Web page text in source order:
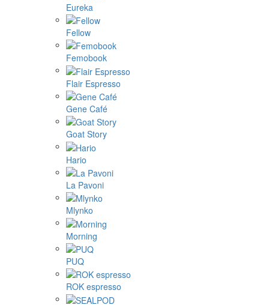
Eureka
Fellow
Femobook
Flair Espresso
Gene Café
Goat Story
Hario
La Pavoni
Mlynko
Morning
PUQ
ROK espresso